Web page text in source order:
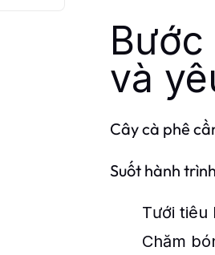
và
Cây cà phê
Suốt hành
Tưới tiêu
Chăm